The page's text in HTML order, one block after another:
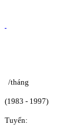
/tháng
(1983 - 1997)
Tuyển: